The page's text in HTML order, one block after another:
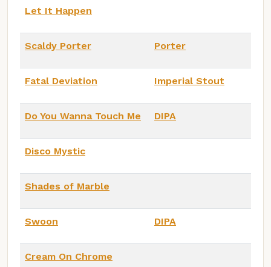
Let It Happen
Scaldy Porter Porter
Fatal Deviation Imperial Stout
Do You Wanna Touch Me DIPA
Disco Mystic
Shades of Marble
Swoon DIPA
Cream On Chrome